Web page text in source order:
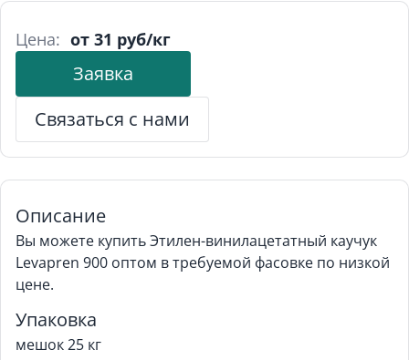
Цена: от 31 руб/кг
Заявка
Связаться с нами
Описание
Вы можете купить Этилен-винилацетатный каучук
Levapren 900 оптом в требуемой фасовке по низкой
цене.
Упаковка
мешок 25 кг